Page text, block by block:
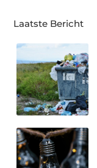
Laatste Bericht